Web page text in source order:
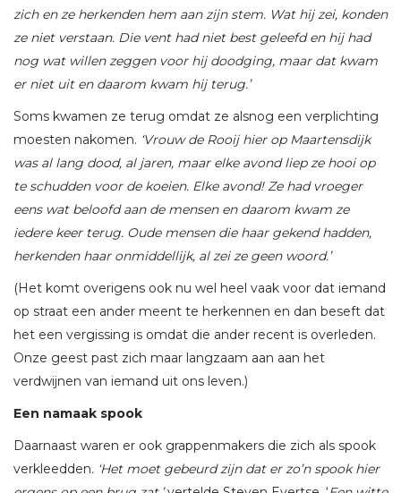
zich en ze herkenden hem aan zijn stem. Wat hij zei, konden
ze niet verstaan. Die vent had niet best geleefd en hij had
nog wat willen zeggen voor hij doodging, maar dat kwam
er niet uit en daarom kwam hij terug.’
Soms kwamen ze terug omdat ze alsnog een verplichting
moesten nakomen. ‘Vrouw de Rooij hier op Maartensdijk
was al lang dood, al jaren, maar elke avond liep ze hooi op
te schudden voor de koeien. Elke avond! Ze had vroeger
eens wat beloofd aan de mensen en daarom kwam ze
iedere keer terug. Oude mensen die haar gekend hadden,
herkenden haar onmiddellijk, al zei ze geen woord.’
(Het komt overigens ook nu wel heel vaak voor dat iemand
op straat een ander meent te herkennen en dan beseft dat
het een vergissing is omdat die ander recent is overleden.
Onze geest past zich maar langzaam aan aan het
verdwijnen van iemand uit ons leven.)
Een namaak spook
Daarnaast waren er ook grappenmakers die zich als spook
verkleedden. ‘Het moet gebeurd zijn dat er zo’n spook hier